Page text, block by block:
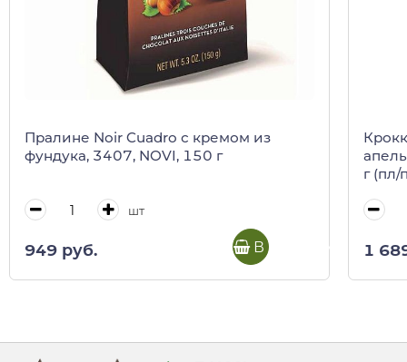
Пралине Noir Cuadro с кремом из
фундука, 3407, NOVI, 150 г
шт
949 руб. В корзину
г (пл/
1